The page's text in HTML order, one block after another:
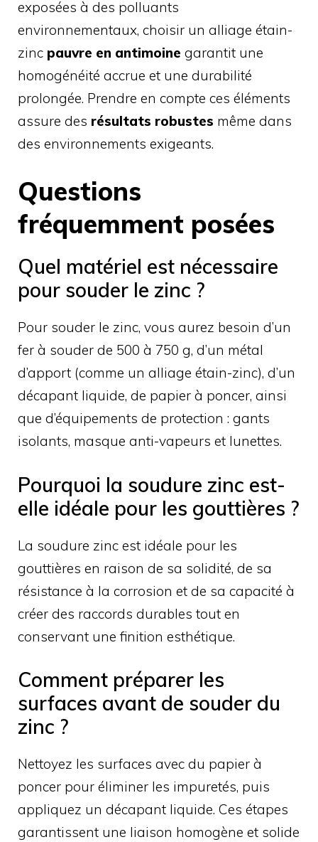
exposées à des polluants
environnementaux, choisir un alliage étain-
zinc pauvre en antimoine garantit une
homogénéité accrue et une durabilité
prolongée. Prendre en compte ces éléments
assure des résultats robustes même dans
des environnements exigeants.
Questions
fréquemment posées
Quel matériel est nécessaire
pour souder le zinc ?
Pour souder le zinc, vous aurez besoin d’un
fer à souder de 500 à 750 g, d’un métal
d’apport (comme un alliage étain-zinc), d’un
décapant liquide, de papier à poncer, ainsi
que d’équipements de protection : gants
isolants, masque anti-vapeurs et lunettes.
Pourquoi la soudure zinc est-
elle idéale pour les gouttières ?
La soudure zinc est idéale pour les
gouttières en raison de sa solidité, de sa
résistance à la corrosion et de sa capacité à
créer des raccords durables tout en
conservant une finition esthétique.
Comment préparer les
surfaces avant de souder du
zinc ?
Nettoyez les surfaces avec du papier à
poncer pour éliminer les impuretés, puis
appliquez un décapant liquide. Ces étapes
garantissent une liaison homogène et solide